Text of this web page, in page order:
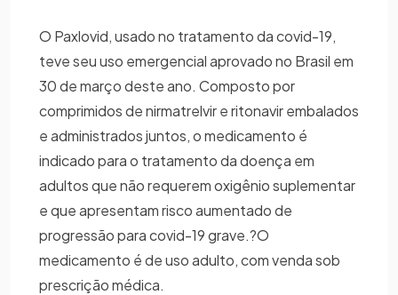
O Paxlovid, usado no tratamento da covid-19,
teve seu uso emergencial aprovado no Brasil em
30 de março deste ano. Composto por
comprimidos de nirmatrelvir e ritonavir embalados
e administrados juntos, o medicamento é
indicado para o tratamento da doença em
adultos que não requerem oxigênio suplementar
e que apresentam risco aumentado de
progressão para covid-19 grave.?O
medicamento é de uso adulto, com venda sob
prescrição médica.